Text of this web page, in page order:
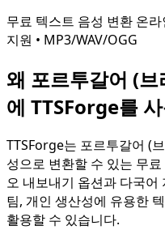
무료 텍스트 음성 변환 온라
지원 • MP3/WAV/OGG
왜 포르투갈어 (브
에 TTSForge를
TTSForge는 포르투갈어 (
성으로 변환할 수 있는 무
오 내보내기 옵션과 다국어
팀, 개인 생산성에 유용한
활용할 수 있습니다.